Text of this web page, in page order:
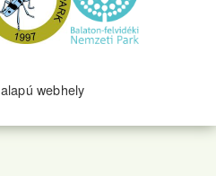
alapú webhely